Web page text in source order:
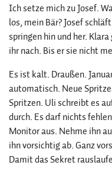
Ich setze mich zu Josef.
los, mein Bär? Josef
springen hin und her.
ihr nach. Bis er sie nicht
Es ist kalt. Draußen.
automatisch. Neue
Spritzen. Uli schreibt es
durch. Es darf nichts
Monitor aus. Nehme ihn
ihn vorsichtig ab. Ganz
Damit das Sekret